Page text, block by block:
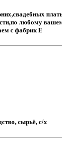
любому
с фабрик Е
сырьё, с/х